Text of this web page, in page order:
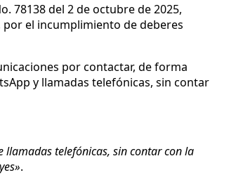
78138 del 2 de octubre de 2025,
por el incumplimiento de deberes
por contactar, de forma
y llamadas telefónicas, sin contar
llamadas telefónicas, sin contar con la
.